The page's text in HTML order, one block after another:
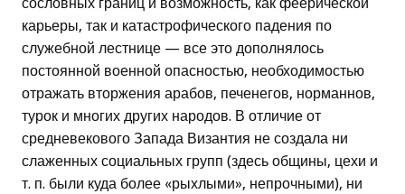
карьеры, так и катастрофического падения по
служебной лестнице — все это дополнялось
постоянной военной опасностью, необходимостью
отражать вторжения арабов, печенегов, норманнов,
турок и многих других народов. В отличие от
средневекового Запада Византия не создала ни
слаженных социальных групп (здесь общины, цехи и
т. п. были куда более «рыхлыми», непрочными), ни